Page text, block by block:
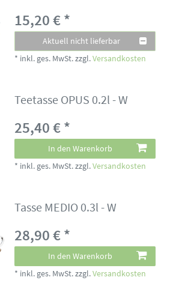
15,20 € *
Aktuell nicht lieferbar
* inkl. ges. MwSt.zzgl.Versandkosten
Teetasse OPUS 0.2l - W
25,40 € *
In den Warenkorb
* inkl. ges. MwSt.zzgl.Versandkosten
Tasse MEDIO 0.3l - W
28,90 € *
In den Warenkorb
* inkl. ges. MwSt.zzgl.Versandkosten